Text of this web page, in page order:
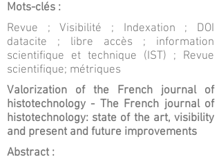
Mots-clés :
Revue ; Visibilité ; Indexation ; DOI
datacite ; libre accès ; information
scientifique et technique (IST) ; Revue
scientifique; métriques
Valorization of the French journal of
histotechnology - The French journal of
histotechnology: state of the art, visibility
and present and future improvements
Abstract :